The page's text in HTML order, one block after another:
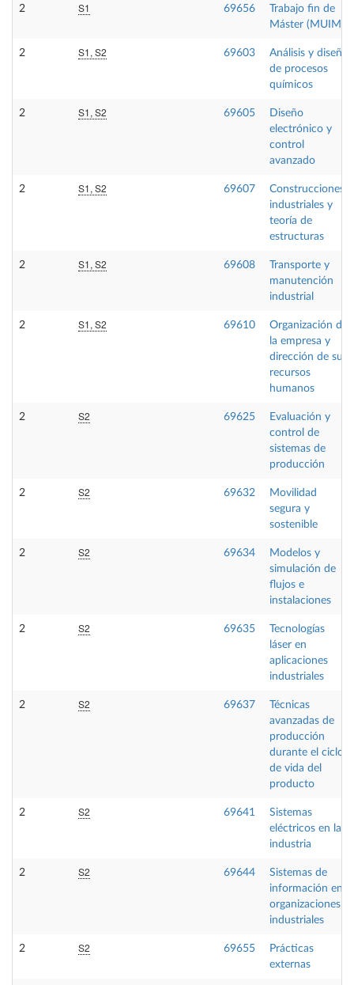
2 S1 69656
Trabajo fin de
Máster (MUIM)
2 S1, S2 69603
Análisis y diseño
de procesos
químicos
2 S1, S2 69605
Diseño
electrónico y
control
avanzado
2 S1, S2 69607
Construcciones
industriales y
teoría de
estructuras
2 S1, S2 69608
Transporte y
manutención
industrial
2 S1, S2 69610
Organización de
la empresa y
dirección de sus
recursos
humanos
2 S2 69625
Evaluación y
control de
sistemas de
producción
2 S2 69632
Movilidad
segura y
sostenible
2 S2 69634
Modelos y
simulación de
flujos e
instalaciones
2 S2 69635
Tecnologías
láser en
aplicaciones
industriales
2 S2 69637
Técnicas
avanzadas de
producción
durante el ciclo
de vida del
producto
2 S2 69641
Sistemas
eléctricos en la
industria
2 S2 69644
Sistemas de
información en
organizaciones
industriales
2 S2 69655
Prácticas
externas